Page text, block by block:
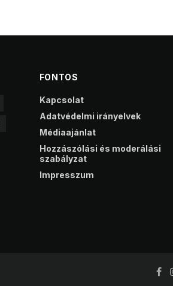
FONTOS
Kapcsolat
Adatvédelmi irányelvek
Médiaajánlat
Hozzászólási és moderálási
szabályzat
Impresszum